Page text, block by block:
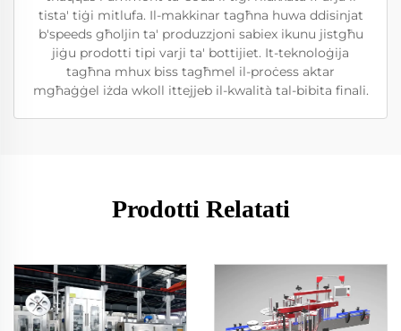
tista' tiġi mitlufa. Il-makkinar tagħna huwa ddisinjat
b'speeds għoljin ta' produzzjoni sabiex ikunu jistgħu
jiġu prodotti tipi varji ta' bottijiet. It-teknoloġija
tagħna mhux biss tagħmel il-proċess aktar
mgħaġġel iżda wkoll ittejjeb il-kwalità tal-bibita finali.
Prodotti Relatati